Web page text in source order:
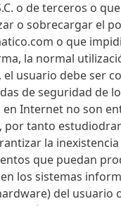
o de terceros o
o sobrecargar el
o que
la normal
el usuario debe ser
de seguridad de
Internet no son
por tanto
la
que puedan
los sistemas
del usuario